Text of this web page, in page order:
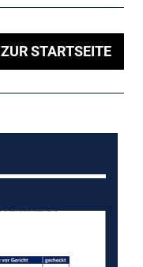
ZUR STARTSEITE